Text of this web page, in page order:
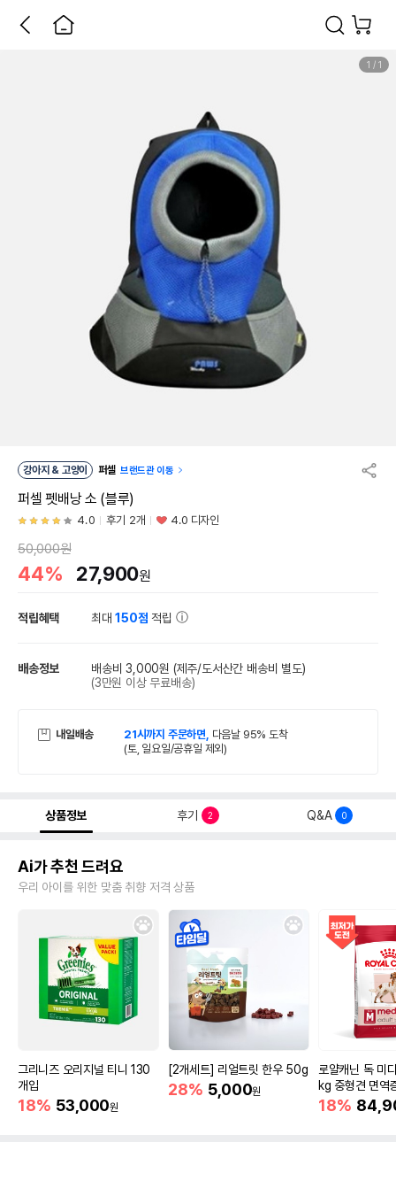
1 / 1
강아지 & 고양이 퍼셀 브랜드관 이동
퍼셀 펫배낭 소 (블루)
4.0 후기 2개 4.0 디자인
50,000원
44% 27,900원
적립혜택 최대150점 적립
배송정보 배송비 3,000원 (제주/도서산간 배송비 별도)
(3만원 이상 무료배송)
내일배송 21시까지 주문하면, 다음날 95% 도착
(토, 일요일/공휴일 제외)
상품정보 후기 2 Q&A 0
Ai가 추천 드려요
우리 아이를 위한 맞춤 취향 저격 상품
그리니즈 오리지널 티니 130
개입
18% 53,000원
[2개세트] 리얼트릿 한우 50g
28% 5,000원
로얄캐닌 독 미
kg 중형견 면역
18%